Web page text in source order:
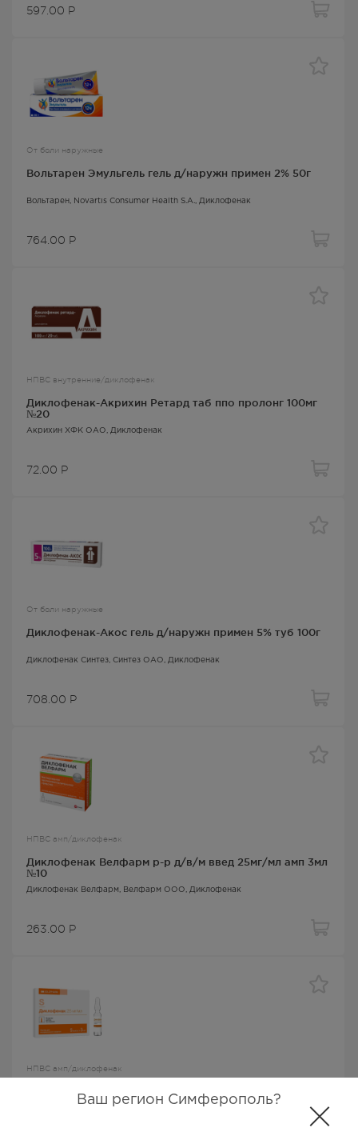
Ваш регион Симферополь?
597.00 Р
От боли наружные
Вольтарен Эмульгель гель д/наружн примен 2% 50г
Вольтарен , Novartis Consumer Health S.A., Диклофенак
764.00 Р
НПВС внутренние/диклофенак
Диклофенак-Акрихин Ретард таб ппо пролонг 100мг
№20
Акрихин ХФК ОАО, Диклофенак
72.00 Р
От боли наружные
Диклофенак-Акос гель д/наружн примен 5% туб 100г
Диклофенак Синтез, Синтез ОАО, Диклофенак
708.00 Р
НПВС амп/диклофенак
Диклофенак Велфарм р-р д/в/м введ 25мг/мл амп 3мл
№10
Диклофенак Велфарм , Велфарм ООО, Диклофенак
263.00 Р
НПВС амп/диклофенак
Диклофенак р-р д/в/м введ 25мг/мл 3мл №5